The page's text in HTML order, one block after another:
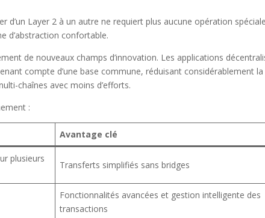
d’un Layer 2 à un autre ne requiert plus aucune opération
d’abstraction confortable.
de nouveaux champs d’innovation. Les applications
compte d’une base commune, réduisant considérablement la
chaînes avec moins d’efforts.
:
Avantage clé
plusieurs
Transferts simplifiés sans bridges
Fonctionnalités avancées et gestion intelligente des
transactions